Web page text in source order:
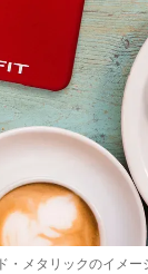
・メタリックのイメー